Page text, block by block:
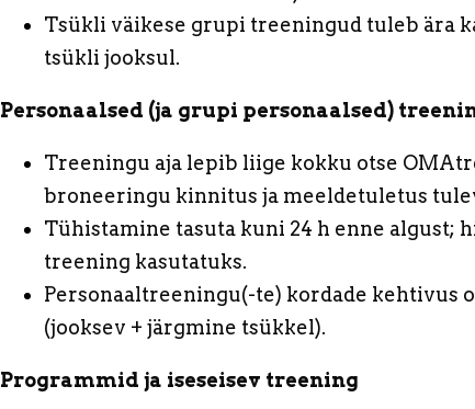
Tsükli väikese grupi treeningud tuleb ära
tsükli jooksul.
Personaalsed (ja grupi personaalsed)
Treeningu aja lepib liige kokku otse
broneeringu kinnitus ja meeldetuletus
Tühistamine tasuta kuni 24 h enne algust;
treening kasutatuks.
Personaaltreeningu(-te) kordade kehtivus
(jooksev + järgmine tsükkel).
Programmid ja iseseisev treening